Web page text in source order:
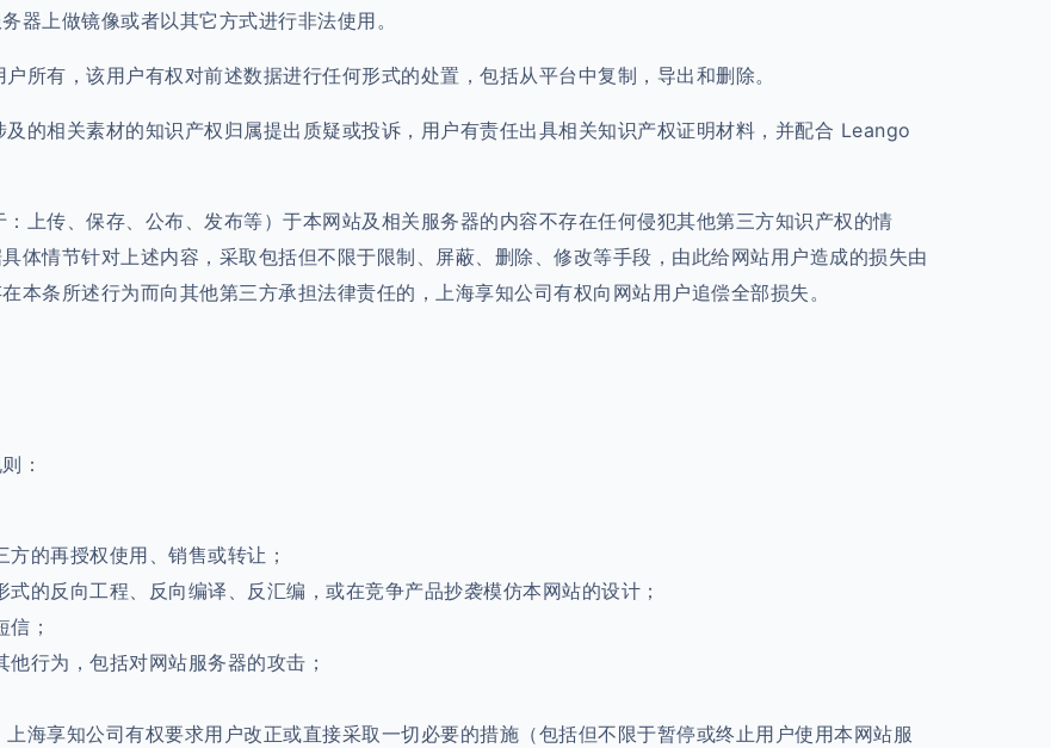
器上做镜像或者以其它方式进行非法使用。
所有，该用户有权对前述数据进行任何形式的处置，包括从平台中复制，导出和删除。
的相关素材的知识产权归属提出质疑或投诉，用户有责任出具相关知识产权证明材料，并配合 Leango
上传、保存、公布、发布等）于本网站及相关服务器的内容不存在任何侵犯其他第三方知识产权的情
体情节针对上述内容，采取包括但不限于限制、屏蔽、删除、修改等手段，由此给网站用户造成的损失由
本条所述行为而向其他第三方承担法律责任的，上海享知公司有权向网站用户追偿全部损失。
：
的再授权使用、销售或转让；
的反向工程、反向编译、反汇编，或在竞争产品抄袭模仿本网站的设计；
；
行为，包括对网站服务器的攻击；
海享知公司有权要求用户改正或直接采取一切必要的措施（包括但不限于暂停或终止用户使用本网站服